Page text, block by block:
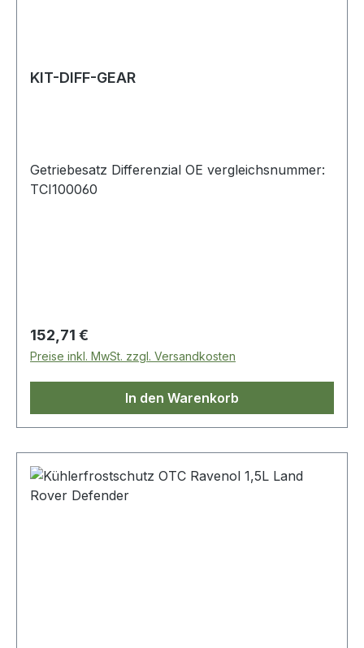
KIT-DIFF-GEAR
Getriebesatz Differenzial OE vergleichsnummer:
TCI100060
Regulärer Preis:
152,71 €
Preise inkl. MwSt. zzgl. Versandkosten
In den Warenkorb